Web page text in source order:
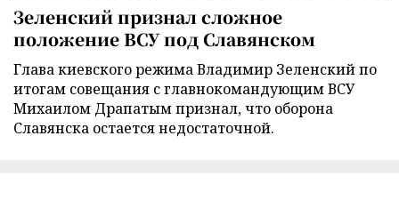
Зеленский признал сложное
положение ВСУ под Славянском
Глава киевского режима Владимир Зеленский по
итогам совещания с главнокомандующим ВСУ
Михаилом Драпатым признал, что оборона
Славянска остается недостаточной.